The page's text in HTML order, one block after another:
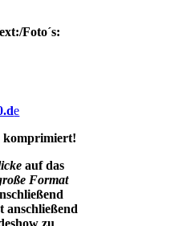
Foto´s:
e
komprimiert!
auf das
Format
anschließend
zu